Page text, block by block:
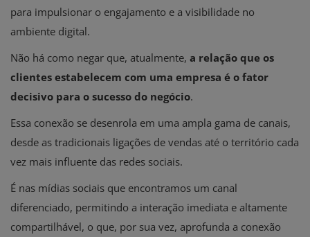
para impulsionar o engajamento e a visibilidade no
ambiente digital.
Não há como negar que, atualmente, a relação que os
clientes estabelecem com uma empresa é o fator
decisivo para o sucesso do negócio.
Essa conexão se desenrola em uma ampla gama de canais,
desde as tradicionais ligações de vendas até o território cada
vez mais influente das redes sociais.
É nas mídias sociais que encontramos um canal
diferenciado, permitindo a interação imediata e altamente
compartilhável, o que, por sua vez, aprofunda a conexão